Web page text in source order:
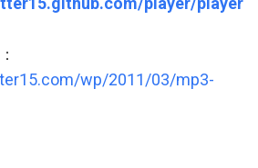
wp/2011/03/mp3-